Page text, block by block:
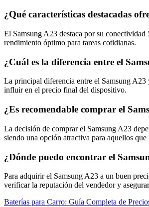
¿Qué características destacadas
El Samsung A23 destaca por su
rendimiento óptimo para tareas cotidianas.
¿Cuál es la diferencia entre el
La principal diferencia entre el Samsung
influir en el precio final del dispositivo.
¿Es recomendable comprar el
La decisión de comprar el Samsung A23
siendo una opción atractiva para aquellos
¿Dónde puedo encontrar el
Para adquirir el Samsung A23 a un buen
verificar la reputación del vendedor y
Baterías para Carro: Guía Completa de